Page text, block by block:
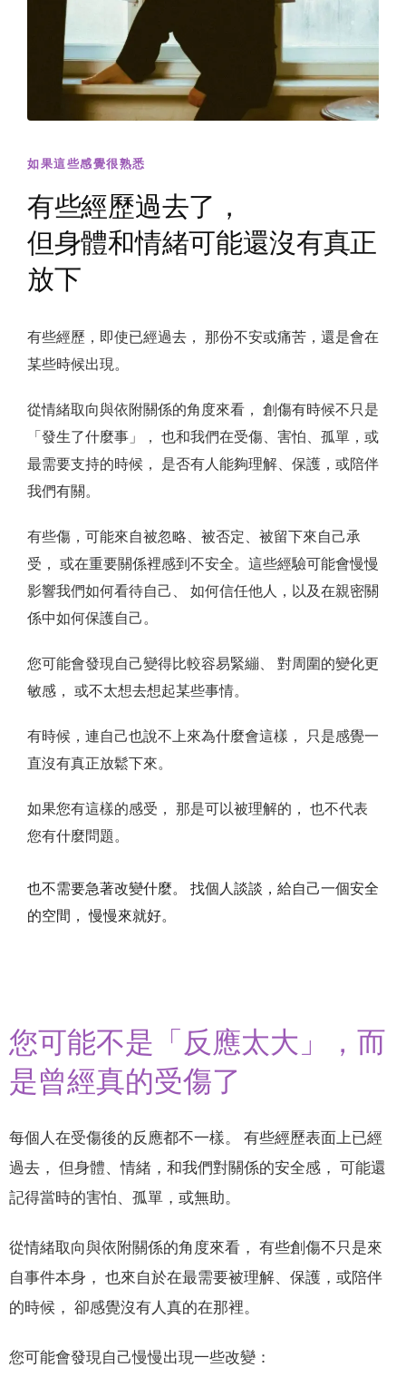
如果這些感覺很熟悉
有些經歷過去了，
但身體和情緒可能還沒有真正
放下
有些經歷，即使已經過去， 那份不安或痛苦，還是會在
某些時候出現。
從情緒取向與依附關係的角度來看， 創傷有時候不只是
「發生了什麼事」， 也和我們在受傷、害怕、孤單，或
最需要支持的時候， 是否有人能夠理解、保護，或陪伴
我們有關。
有些傷，可能來自被忽略、被否定、被留下來自己承
受， 或在重要關係裡感到不安全。這些經驗可能會慢慢
影響我們如何看待自己、 如何信任他人，以及在親密關
係中如何保護自己。
您可能會發現自己變得比較容易緊繃、 對周圍的變化更
敏感， 或不太想去想起某些事情。
有時候，連自己也說不上來為什麼會這樣， 只是感覺一
直沒有真正放鬆下來。
如果您有這樣的感受， 那是可以被理解的， 也不代表
您有什麼問題。
也不需要急著改變什麼。 找個人談談，給自己一個安全
的空間， 慢慢來就好。
您可能不是「反應太大」，而
是曾經真的受傷了
每個人在受傷後的反應都不一樣。 有些經歷表面上已經
過去， 但身體、情緒，和我們對關係的安全感， 可能還
記得當時的害怕、孤單，或無助。
從情緒取向與依附關係的角度來看， 有些創傷不只是來
自事件本身， 也來自於在最需要被理解、保護，或陪伴
的時候， 卻感覺沒有人真的在那裡。
您可能會發現自己慢慢出現一些改變：